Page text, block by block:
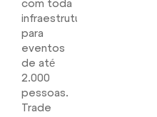
com toda
infraestrutura
para
eventos
de até
2.000
pessoas.
Trade